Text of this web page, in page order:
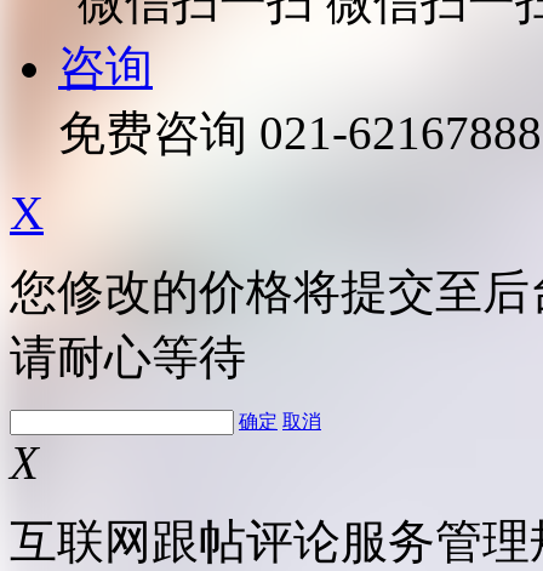
咨询
免费咨询 021-62167888
X
您修改的价格将提交至
请耐心等待
确定 取消
X
互联网跟帖评论服务管理